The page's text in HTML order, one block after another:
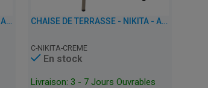
CHAISE DE TERRASSE - NIKITA - ALUMINIUM CHAISE DE TERRASSE - NIKITA - ALUMINIUM
C-NIKITA-CREME
En stock
Livraison: 3 - 7 Jours Ouvrables